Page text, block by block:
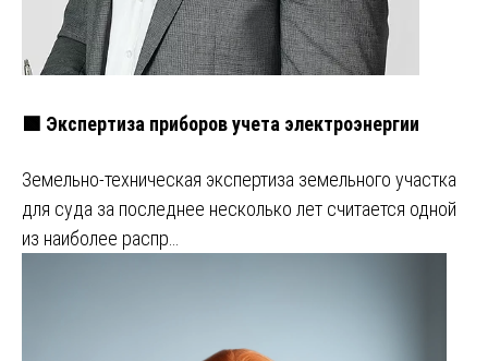
🟩 Экспертиза приборов учета электроэнергии
Земельно-техническая экспертиза земельного участка
для суда за последнее несколько лет считается одной
из наиболее распр…